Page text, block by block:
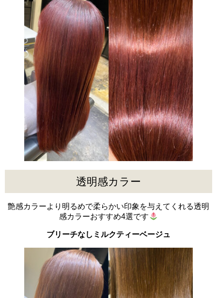
透明感カラー
艶感カラーより明るめで柔らかい印象を与えてくれる透明
感カラーおすすめ4選です
ブリーチなしミルクティーベージュ